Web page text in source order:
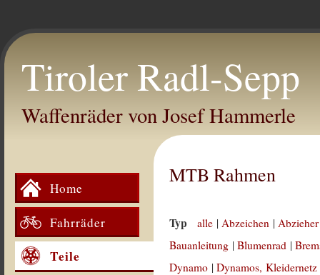
Tiroler Radl-Sepp
Waffenräder von Josef Hammerle
Home
Fahrräder
Teile
MTB Rahmen
Typ alle |Abzeichen |
Bauanleitung |Blumenrad |
Dynamo |Dynamos, Kleidernetz